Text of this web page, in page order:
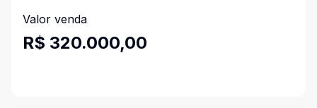
Valor venda
R$ 320.000,00